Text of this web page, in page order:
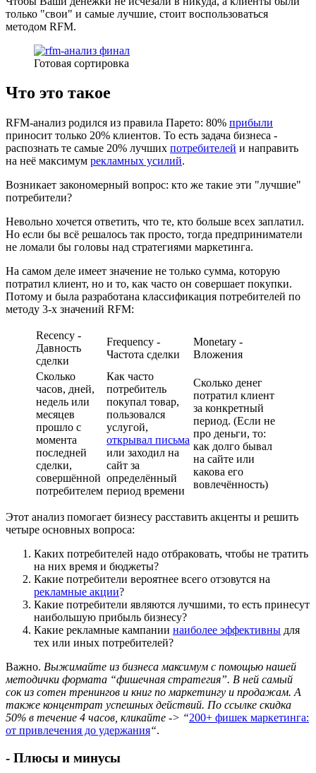
только "свои" и самые лучшие, стоит воспользоваться
методом RFM.
Готовая сортировка
Что это такое
RFM-анализ родился из правила Парето: 80% прибыли
приносит только 20% клиентов. То есть задача бизнеса -
распознать те самые 20% лучших потребителей и направить
на неё максимум рекламных усилий.
Возникает закономерный вопрос: кто же такие эти "лучшие"
потребители?
Невольно хочется ответить, что те, кто больше всех заплатил.
Но если бы всё решалось так просто, тогда предприниматели
не ломали бы головы над стратегиями маркетинга.
На самом деле имеет значение не только сумма, которую
потратил клиент, но и то, как часто он совершает покупки.
Потому и была разработана классификация потребителей по
методу 3-х значений RFM:
Recency -
Давность
сделки
Frequency -
Частота сделки
Monetary -
Вложения
Сколько
часов, дней,
недель или
месяцев
прошло с
момента
последней
сделки,
совершённой
потребителем
Как часто
потребитель
покупал товар,
пользовался
услугой,
открывал письма
или заходил на
сайт за
определённый
период времени
Сколько денег
потратил клиент
за конкретный
период. (Если не
про деньги, то:
как долго бывал
на сайте или
какова его
вовлечённость)
Этот анализ помогает бизнесу расставить акценты и решить
четыре основных вопроса:
Каких потребителей надо отбраковать, чтобы не тратить
на них время и бюджеты?
Какие потребители вероятнее всего отзовутся на
рекламные акции?
Какие потребители являются лучшими, то есть принесут
наибольшую прибыль бизнесу?
Какие рекламные кампании наиболее эффективны для
тех или иных потребителей?
Важно. Выжимайте из бизнеса максимум с помощью нашей
методички формата “фишечная стратегия”. В ней самый
сок из сотен тренингов и книг по маркетингу и продажам. А
также концентрат успешных действий. По ссылке скидка
50% в течение 4 часов, кликайте -> “200+ фишек маркетинга:
от привлечения до удержания“.
- Плюсы и минусы